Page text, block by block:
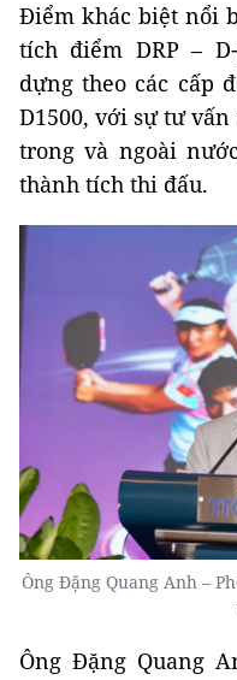
Điểm khác biệt nổi
tích điểm DRP –
dựng theo các cấp
D1500, với sự tư
trong và ngoài
thành tích thi đấu.
Ông Đặng Quang Anh –
Ông Đặng Quang